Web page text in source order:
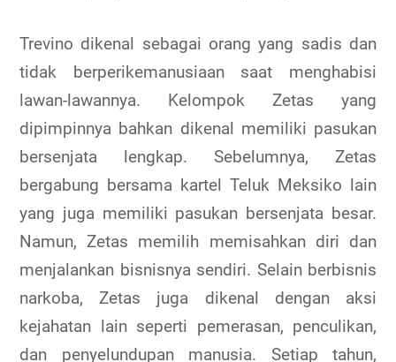
Trevino dikenal sebagai orang yang sadis dan
tidak berperikemanusiaan saat menghabisi
lawan-lawannya. Kelompok Zetas yang
dipimpinnya bahkan dikenal memiliki pasukan
bersenjata lengkap. Sebelumnya, Zetas
bergabung bersama kartel Teluk Meksiko lain
yang juga memiliki pasukan bersenjata besar.
Namun, Zetas memilih memisahkan diri dan
menjalankan bisnisnya sendiri. Selain berbisnis
narkoba, Zetas juga dikenal dengan aksi
kejahatan lain seperti pemerasan, penculikan,
dan penyelundupan manusia. Setiap tahun,